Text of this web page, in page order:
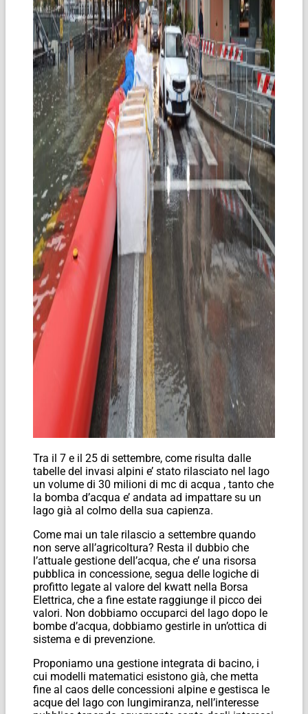
Tra il 7 e il 25 di settembre, come risulta dalle
tabelle del invasi alpini e’ stato rilasciato nel lago
un volume di 30 milioni di mc di acqua , tanto che
la bomba d’acqua e’ andata ad impattare su un
lago già al colmo della sua capienza.
Come mai un tale rilascio a settembre quando
non serve all’agricoltura? Resta il dubbio che
l’attuale gestione dell’acqua, che e’ una risorsa
pubblica in concessione, segua delle logiche di
profitto legate al valore del kwatt nella Borsa
Elettrica, che a fine estate raggiunge il picco dei
valori. Non dobbiamo occuparci del lago dopo le
bombe d’acqua, dobbiamo gestirle in un’ottica di
sistema e di prevenzione.
Proponiamo una gestione integrata di bacino, i
cui modelli matematici esistono già, che metta
fine al caos delle concessioni alpine e gestisca le
acque del lago con lungimiranza, nell’interesse